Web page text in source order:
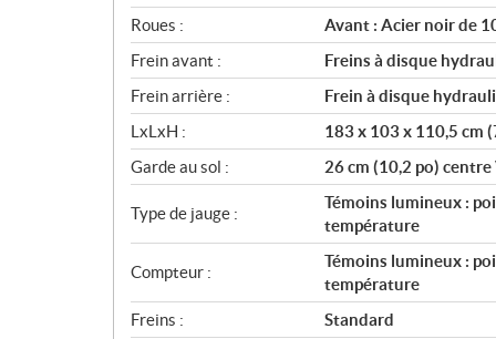
Roues :
Avant : Acier noir de
Frein avant :
Freins à disque
Frein arrière :
Frein à disque
LxLxH :
183 x 103 x 110,5 cm
Garde au sol :
26 cm (10,2 po) centre
Type de jauge :
Témoins lumineux :
température
Compteur :
Témoins lumineux :
température
Freins :
Standard